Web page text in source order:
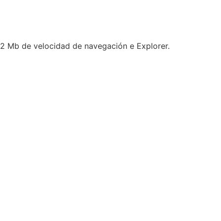
Mb de velocidad de navegación e Explorer.